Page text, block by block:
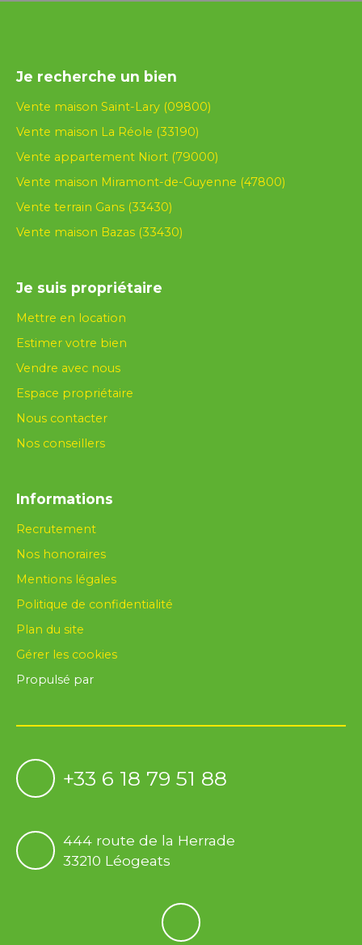
Je recherche un bien
Vente maison Saint-Lary (09800)
Vente maison La Réole (33190)
Vente appartement Niort (79000)
Vente maison Miramont-de-Guyenne (47800)
Vente terrain Gans (33430)
Vente maison Bazas (33430)
Je suis propriétaire
Mettre en location
Estimer votre bien
Vendre avec nous
Espace propriétaire
Nous contacter
Nos conseillers
Informations
Recrutement
Nos honoraires
Mentions légales
Politique de confidentialité
Plan du site
Gérer les cookies
Propulsé par
+33 6 18 79 51 88
444 route de la Herrade
33210 Léogeats